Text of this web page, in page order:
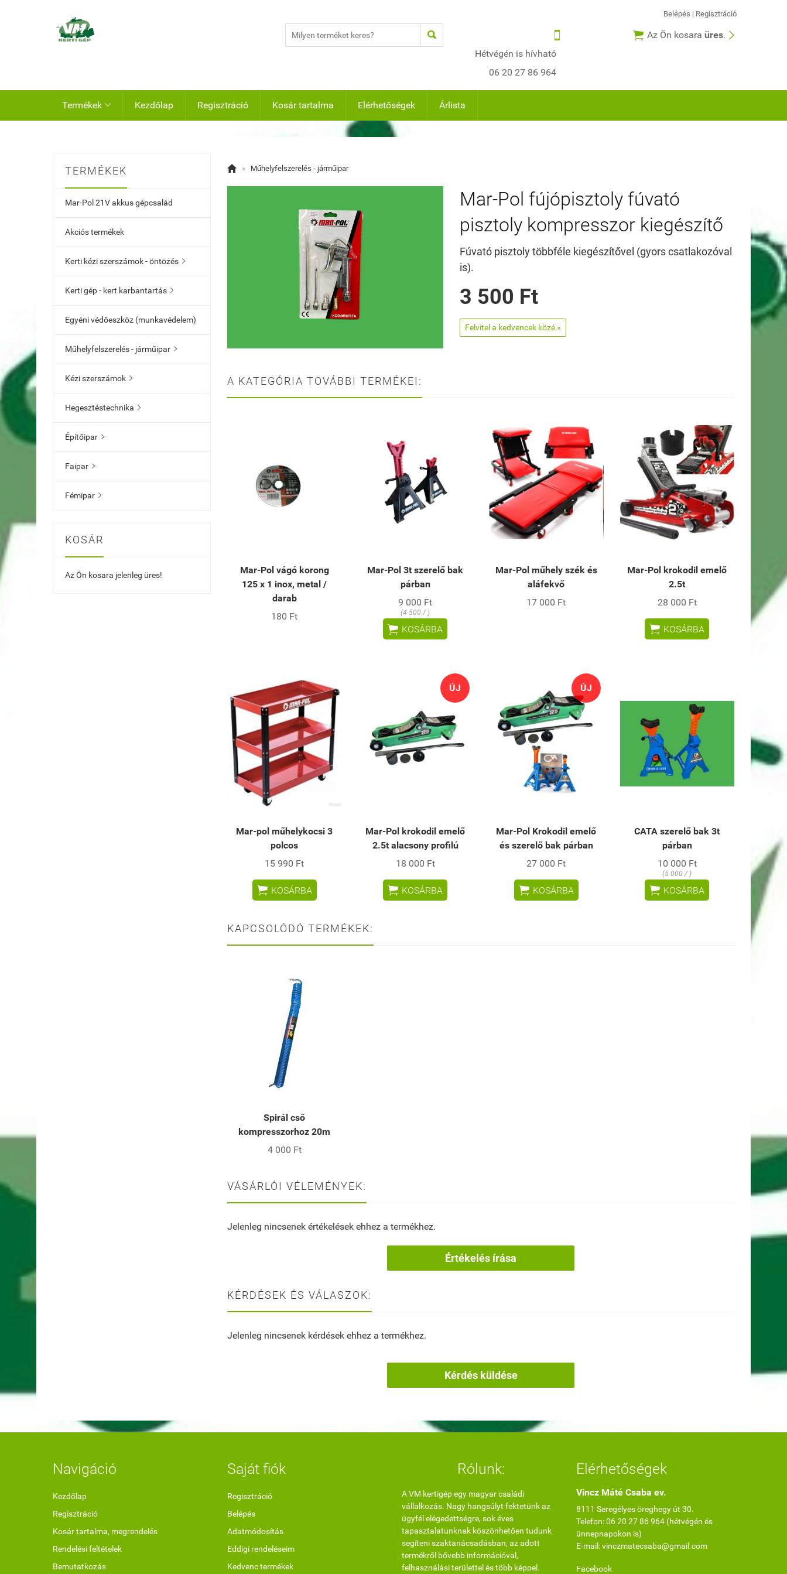
 
Hétvégén is hívható
06 20 27 86 964
 Az Ön kosara üres. 
Belépés | Regisztráció
Termékek  Kezdőlap Regisztráció Kosár tartalma Elérhetőségek Árlista
TERMÉKEK
Mar-Pol 21V akkus gépcsalád
Akciós termékek
Kerti kézi szerszámok - öntözés 
Kerti gép - kert karbantartás 
Egyéni védőeszköz (munkavédelem)
Műhelyfelszerelés - járműipar 
Kézi szerszámok 
Hegesztéstechnika 
Építőipar 
Faipar 
Fémipar 
KOSÁR
Az Ön kosara jelenleg üres!
 » Műhelyfelszerelés - járműipar
Mar-Pol fújópisztoly fúvató
pisztoly kompresszor kiegészítő
Fúvató pisztoly többféle kiegészítővel (gyors csatlakozóval
is).
3 500 Ft
Felvitel a kedvencek közé »
A KATEGÓRIA TOVÁBBI TERMÉKEI:
Mar-Pol vágó korong
125 x 1 inox, metal /
darab
180 Ft
Mar-Pol 3t szerelő bak
párban
9 000 Ft
(4 500 / )
 KOSÁRBA
Mar-Pol műhely szék és
aláfekvő
17 000 Ft
Mar-Pol krokodil emelő
2.5t
28 000 Ft
 KOSÁRBA
Mar-pol műhelykocsi 3
polcos
15 990 Ft
 KOSÁRBA
ÚJ
Mar-Pol krokodil emelő
2.5t alacsony profilú
18 000 Ft
 KOSÁRBA
ÚJ
Mar-Pol Krokodil emelő
és szerelő bak párban
27 000 Ft
 KOSÁRBA
CATA szerelő bak 3t
párban
10 000 Ft
(5 000 / )
 KOSÁRBA
KAPCSOLÓDÓ TERMÉKEK:
Spirál cső
kompresszorhoz 20m
4 000 Ft
VÁSÁRLÓI VÉLEMÉNYEK:
Jelenleg nincsenek értékelések ehhez a termékhez.
Értékelés írása
KÉRDÉSEK ÉS VÁLASZOK:
Jelenleg nincsenek kérdések ehhez a termékhez.
Kérdés küldése
Navigáció
Kezdőlap
Regisztráció
Kosár tartalma, megrendelés
Rendelési feltételek
Bemutatkozás
Saját fiók
Regisztráció
Belépés
Adatmódosítás
Eddigi rendeléseim
Kedvenc termékek
Rólunk:
A VM kertigép egy magyar családi
vállalkozás. Nagy hangsúlyt fektetünk az
ügyfél elégedettségre, sok éves
tapasztalatunknak köszönhetően tudunk
segíteni szaktanácsadásban, az adott
termékről bővebb információval,
felhasználási területtel és több képpel.
Elérhetőségek
Vincz Máté Csaba ev.
8111 Seregélyes öreghegy út 30.
Telefon: 06 20 27 86 964 (hétvégén és
ünnepnapokon is)
E-mail: vinczmatecsaba@gmail.com
Facebook